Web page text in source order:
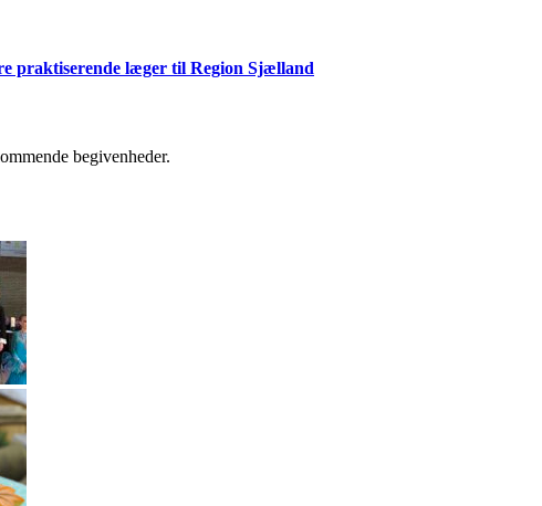
praktiserende læger til Region Sjælland
begivenheder.